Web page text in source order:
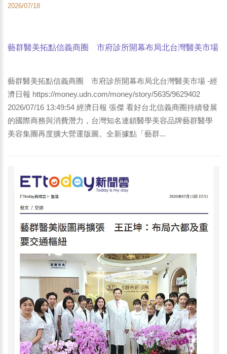
2026/07/18
藝群醫美拓點信義商圈 市府診所開幕布局北台灣醫美市場
藝群醫美拓點信義商圈 市府診所開幕布局北台灣醫美市場 -經
濟日報 https://money.udn.com/money/story/5635/9629402
2026/07/16 13:49:54 經濟日報 張傑 看好台北信義商圈持續發展
的國際商務與消費潛力，台灣知名連鎖醫學美容品牌藝群醫學
美容集團再度擴大營運版圖。全新據點「藝群...